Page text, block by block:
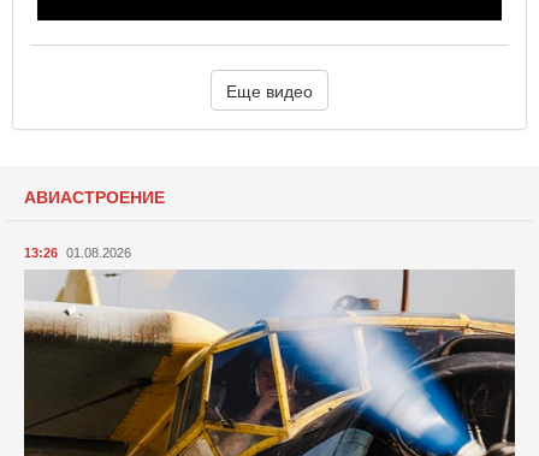
Еще видео
АВИАСТРОЕНИЕ
13:26 01.08.2026